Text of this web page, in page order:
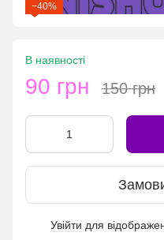
−40%
В наявності
90 грн 150 грн
Увійти для